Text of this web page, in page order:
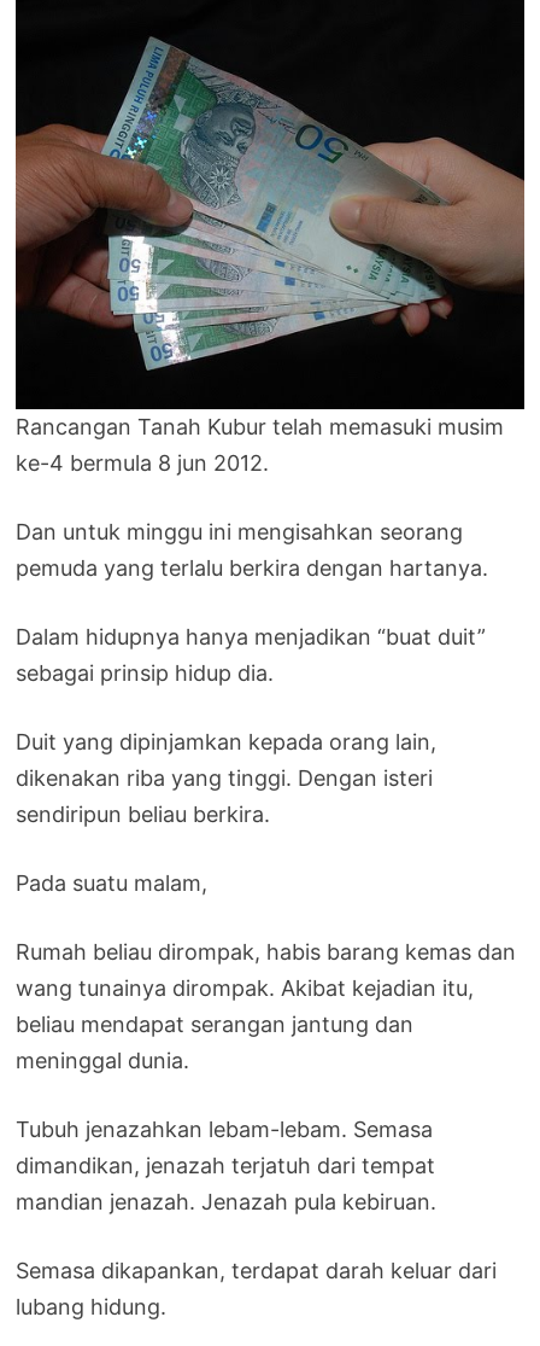
Rancangan Tanah Kubur telah memasuki musim
ke-4 bermula 8 jun 2012.
Dan untuk minggu ini mengisahkan seorang
pemuda yang terlalu berkira dengan hartanya.
Dalam hidupnya hanya menjadikan “buat duit”
sebagai prinsip hidup dia.
Duit yang dipinjamkan kepada orang lain,
dikenakan riba yang tinggi. Dengan isteri
sendiripun beliau berkira.
Pada suatu malam,
Rumah beliau dirompak, habis barang kemas dan
wang tunainya dirompak. Akibat kejadian itu,
beliau mendapat serangan jantung dan
meninggal dunia.
Tubuh jenazahkan lebam-lebam. Semasa
dimandikan, jenazah terjatuh dari tempat
mandian jenazah. Jenazah pula kebiruan.
Semasa dikapankan, terdapat darah keluar dari
lubang hidung.